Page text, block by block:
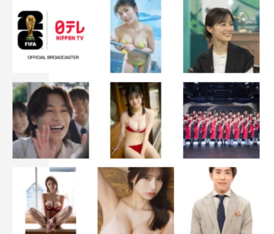
細田：そうですね。ただ、沖田としては間違いなく変化が
起きた戦いなので。最初から瞬きもせずに見届けようと決
めていたのですが、おふたりのお芝居に引き込まれまし
た。
◆芹沢鴨が散ったことで土方歳三が変わってしまった様子
も描かれました。
山田：最終的に残ったのが一つの感情で。ただ「寂しい」
なんですよね。仲間はいる。でも守らなければならない存
とみんなでご飯を食べているシーンでも、なにか違ったん
です。あの鴨との戦いを分かち合えてないんだ、という思
いでした。